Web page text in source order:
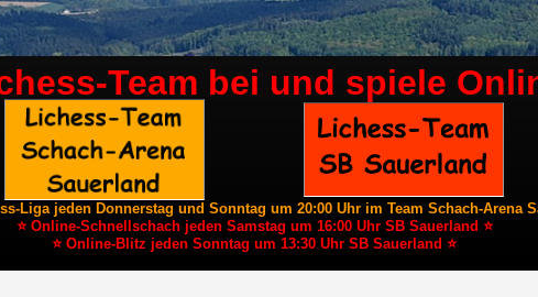
Team bei und spiele
Liga jeden Donnerstag und Sonntag um 20:00 Uhr im Team Schach-Arena
⭐ Online-Schnellschach jeden Samstag um 16:00 Uhr SB Sauerland ⭐
⭐ Online-Blitz jeden Sonntag um 13:30 Uhr SB Sauerland ⭐